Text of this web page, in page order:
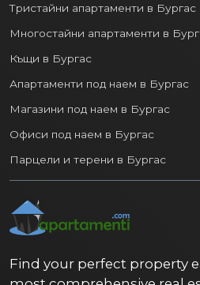
Тристайни апартаменти в Бургас
Многостайни апартаменти в
Къщи в Бургас
Апартаменти под наем в Бургас
Магазини под наем в Бургас
Офиси под наем в Бургас
Парцели и терени в Бургас
Find your perfect property